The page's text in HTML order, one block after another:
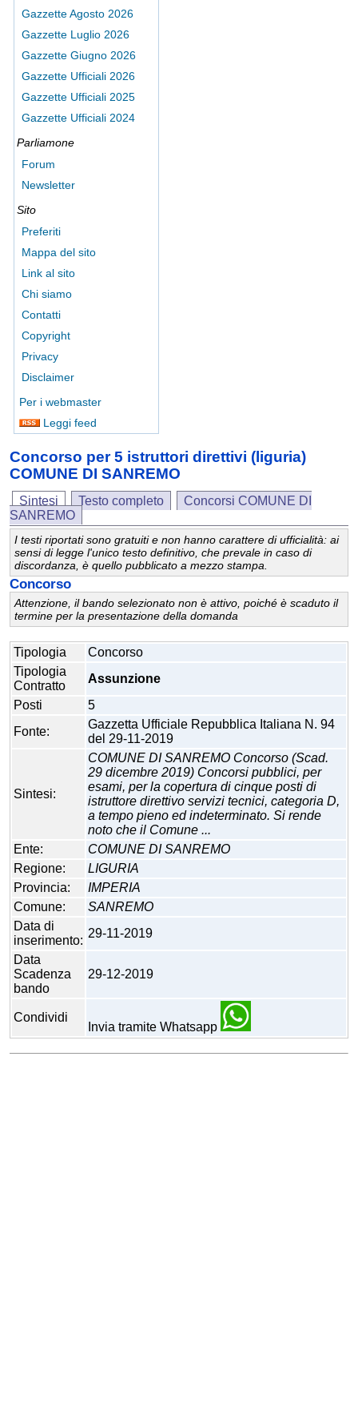
Gazzette Agosto 2026
Gazzette Luglio 2026
Gazzette Giugno 2026
Gazzette Ufficiali 2026
Gazzette Ufficiali 2025
Gazzette Ufficiali 2024
Parliamone
Forum
Newsletter
Sito
Preferiti
Mappa del sito
Link al sito
Chi siamo
Contatti
Copyright
Privacy
Disclaimer
Per i webmaster
Leggi feed
Concorso per 5 istruttori direttivi (liguria)
COMUNE DI SANREMO
Sintesi Testo completo
Concorsi COMUNE DI
SANREMO
I testi riportati sono gratuiti e non hanno carattere di ufficialità: ai
sensi di legge l'unico testo definitivo, che prevale in caso di
discordanza, è quello pubblicato a mezzo stampa.
Concorso
Attenzione, il bando selezionato non è attivo, poiché è scaduto il
termine per la presentazione della domanda
Tipologia
Concorso
Tipologia
Contratto
Assunzione
Posti
5
Fonte:
Gazzetta Ufficiale Repubblica Italiana N. 94
del 29-11-2019
Sintesi:
COMUNE DI SANREMO Concorso (Scad.
29 dicembre 2019) Concorsi pubblici, per
esami, per la copertura di cinque posti di
istruttore direttivo servizi tecnici, categoria D,
a tempo pieno ed indeterminato. Si rende
noto che il Comune ...
Ente:
COMUNE DI SANREMO
Regione:
LIGURIA
Provincia:
IMPERIA
Comune:
SANREMO
Data di
inserimento:
29-11-2019
Data
Scadenza
bando
29-12-2019
Condividi
Invia tramite Whatsapp